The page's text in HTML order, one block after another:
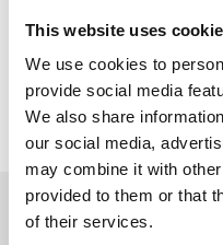
This website uses
We use cookies to
provide social media
We also share
our social media,
may combine it with
provided to them or that
of their services.
Paralisia Facial -
Tratamento Paralisia Facial
Voltar